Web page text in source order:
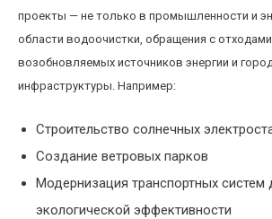
проекты — не только в промышленности и
области водоочистки, обращения с
возобновляемых источников энергии и
инфраструктуры. Например:
Строительство солнечных
Создание ветровых парков
Модернизация транспортных
экологической эффективности